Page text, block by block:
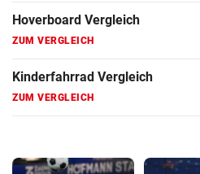
Hoverboard Vergleich
ZUM VERGLEICH
Kinderfahrrad Vergleich
ZUM VERGLEICH